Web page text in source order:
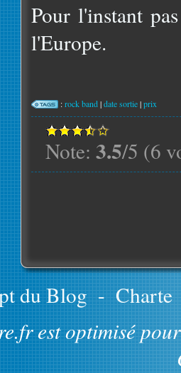
Pour l'instant
l'Europe.
:rock band|date sortie|prix
Note: 3.5/5 (6
du Blog - Charte
est optimisé